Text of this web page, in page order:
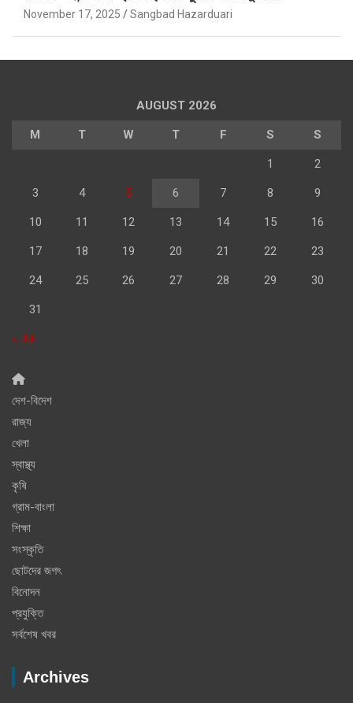
November 17, 2025 Sangbad Hazarduari
AUGUST 2026
M T W T F S S
1 2
3 4 5 6 7 8 9
10 11 12 13 14 15 16
17 18 19 20 21 22 23
24 25 26 27 28 29 30
31
« Jul
দেশ-বিদেশ
রাজ্য
খেলা
স্বাস্থ্য
কৃষি
গ্রাম-বাংলা
শিক্ষা
সংস্কৃতি
ছোটদের জগৎ
বিনোদন
প্রযুক্তি
সর্বশেষ খবর
Archives